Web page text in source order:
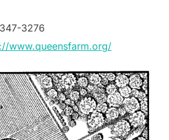
3276
www.queensfarm.org/